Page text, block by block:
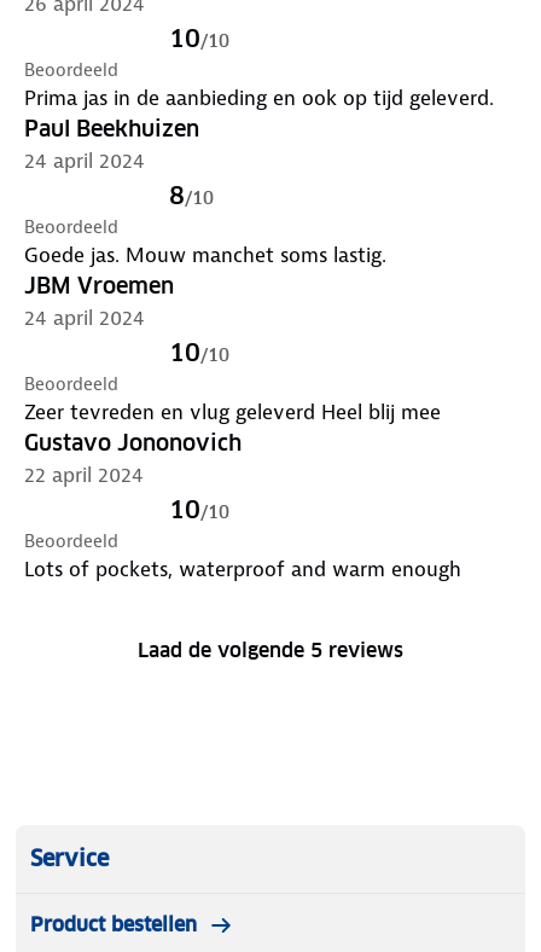
Model is 1m84 en draagt maat M
10/10
Beoordeeld
Prima jas in de aanbieding en ook op tijd geleverd.
Paul Beekhuizen
24 april 2024
8/10
Beoordeeld
Goede jas. Mouw manchet soms lastig.
JBM Vroemen
24 april 2024
10/10
Beoordeeld
Zeer tevreden en vlug geleverd Heel blij mee
Gustavo Jononovich
22 april 2024
10/10
Beoordeeld
Lots of pockets, waterproof and warm enough
Laad de volgende 5 reviews
Service
Product bestellen